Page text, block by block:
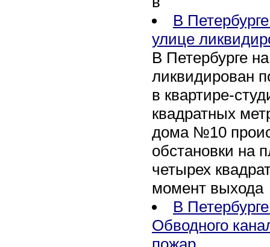
В
улице
В Петербурге
ликвидирован
в квартире-
квадратных
дома №10
обстановки на
четырех
момент выхода
В
Обводного